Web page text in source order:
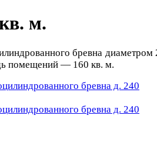
м.
бревна диаметром
помещений — 160 кв. м.